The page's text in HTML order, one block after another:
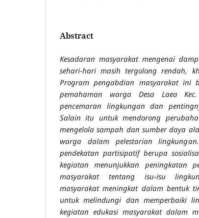
Abstract
Kesadaran masyarakat mengenai
sehari-hari masih tergolong rendah,
Program pengabdian masyarakat ini
pemahaman warga Desa Laea
pencemaran lingkungan dan
Salain itu untuk mendorong
mengelola sampah dan sumber daya
warga dalam pelestarian
pendekatan partisipatif berupa
kegiatan menunjukkan peningkatan
masyarakat tentang isu-isu
masyarakat meningkat dalam bentuk
untuk melindungi dan memperbaiki
kegiatan edukasi masyarakat dalam